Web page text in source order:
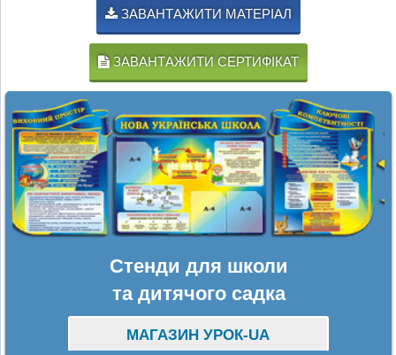
ЗАВАНТАЖИТИ МАТЕРІАЛ
ЗАВАНТАЖИТИ СЕРТИФІКАТ
Стенди для школи
та дитячого садка
МАГАЗИН УРОК-UA